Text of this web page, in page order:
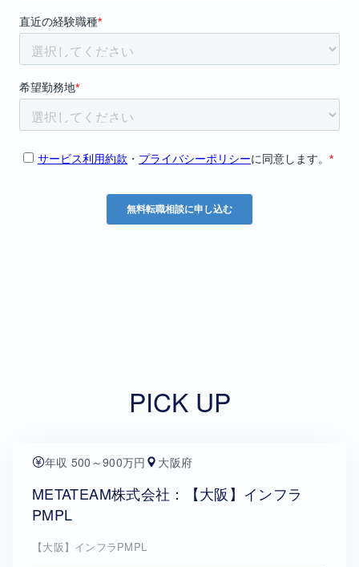
PICK UP
年収 500～900万円 大阪府
METATEAM株式会社：【大阪】インフラ
PMPL
【大阪】インフラPMPL